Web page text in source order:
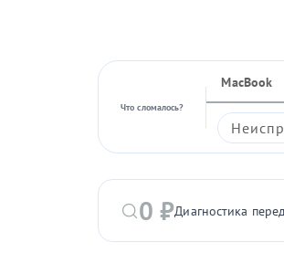
Что сломалось?
MacBook
0 ₽Диагностика